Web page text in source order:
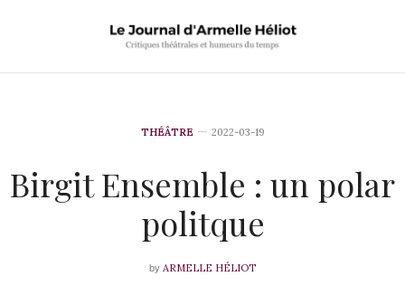
THÉÂTRE 2022-03-19
Birgit Ensemble : un polar
politque
by ARMELLE HÉLIOT